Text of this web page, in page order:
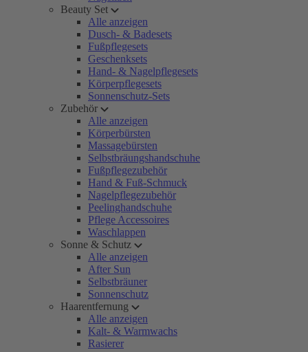
Beauty Set
Alle anzeigen
Dusch- & Badesets
Fußpflegesets
Geschenksets
Hand- & Nagelpflegesets
Körperpflegesets
Sonnenschutz-Sets
Zubehör
Alle anzeigen
Körperbürsten
Massagebürsten
Selbstbräungshandschuhe
Fußpflegezubehör
Hand & Fuß-Schmuck
Nagelpflegezubehör
Peelinghandschuhe
Pflege Accessoires
Waschlappen
Sonne & Schutz
Alle anzeigen
After Sun
Selbstbräuner
Sonnenschutz
Haarentfernung
Alle anzeigen
Kalt- & Warmwachs
Rasierer